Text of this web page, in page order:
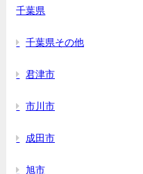
千葉県
千葉県その他
君津市
市川市
成田市
旭市